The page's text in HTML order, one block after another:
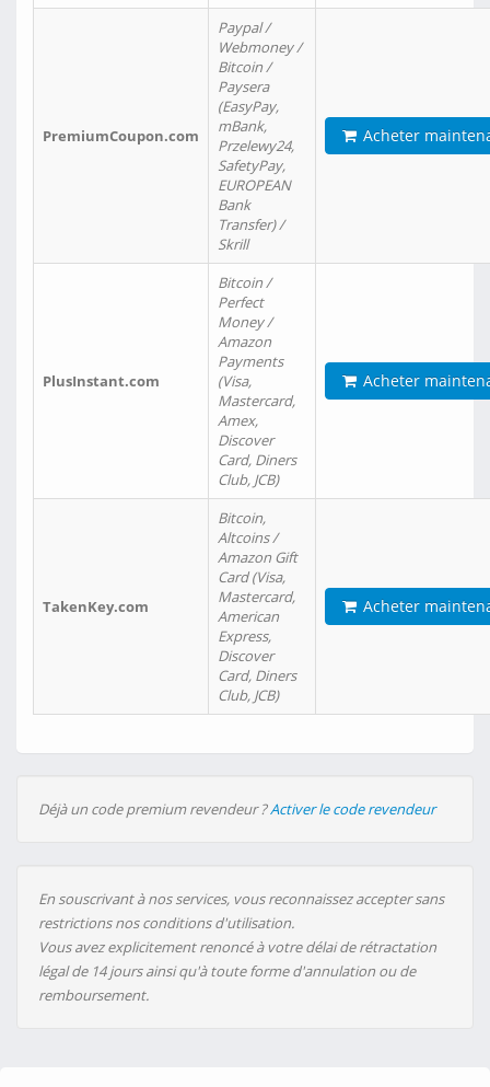
PremiumCoupon.com
Paypal /
Webmoney /
Bitcoin /
Paysera
(EasyPay,
mBank,
Przelewy24,
SafetyPay,
EUROPEAN
Bank
Transfer) /
Skrill
Acheter
PlusInstant.com
Bitcoin /
Perfect
Money /
Amazon
Payments
(Visa,
Mastercard,
Amex,
Discover
Card, Diners
Club, JCB)
Acheter
TakenKey.com
Bitcoin,
Altcoins /
Amazon Gift
Card (Visa,
Mastercard,
American
Express,
Discover
Card, Diners
Club, JCB)
Acheter
Déjà un code premium revendeur ?Activer le code revendeur
En souscrivant à nos services, vous reconnaissez accepter sans
restrictions nos conditions d'utilisation.
Vous avez explicitement renoncé à votre délai de rétractation
légal de 14 jours ainsi qu'à toute forme d'annulation ou de
remboursement.